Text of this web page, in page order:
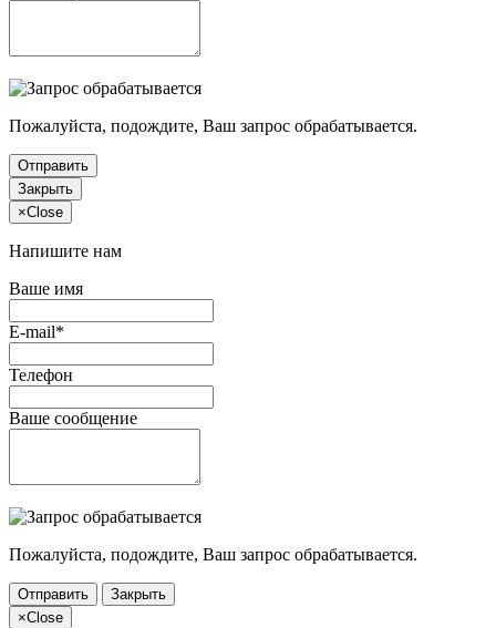
Пожалуйста, подождите, Ваш запрос обрабатывается.
Отправить
Закрыть
×Close
Напишите нам
Ваше имя
E-mail*
Телефон
Ваше сообщение
Пожалуйста, подождите, Ваш запрос обрабатывается.
Отправить
Закрыть
×Close